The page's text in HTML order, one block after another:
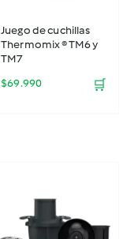
Juego de cuchillas
Thermomix ® TM6 y
TM7
$69.990 🛒